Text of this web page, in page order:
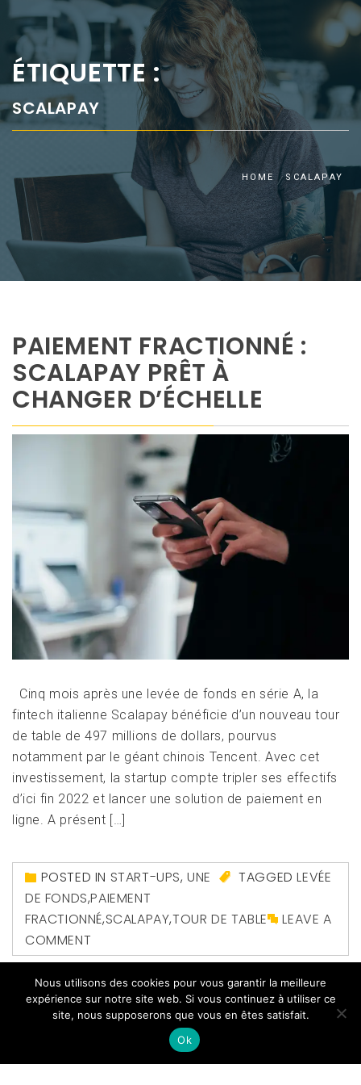
ÉTIQUETTE :
SCALAPAY
HOME SCALAPAY
PAIEMENT FRACTIONNÉ :
SCALAPAY PRÊT À
CHANGER D’ÉCHELLE
Cinq mois après une levée de fonds en série A, la
fintech italienne Scalapay bénéficie d’un nouveau tour
de table de 497 millions de dollars, pourvus
notamment par le géant chinois Tencent. Avec cet
investissement, la startup compte tripler ses effectifs
d’ici fin 2022 et lancer une solution de paiement en
ligne. A présent […]
POSTED IN START-UPS,UNE TAGGEDLEVÉE
DE FONDS,PAIEMENT
FRACTIONNÉ,SCALAPAY,TOUR DE TABLE
LEAVE A
COMMENT
Nous utilisons des cookies pour vous garantir la meilleure
expérience sur notre site web. Si vous continuez à utiliser ce
site, nous supposerons que vous en êtes satisfait.
Ok